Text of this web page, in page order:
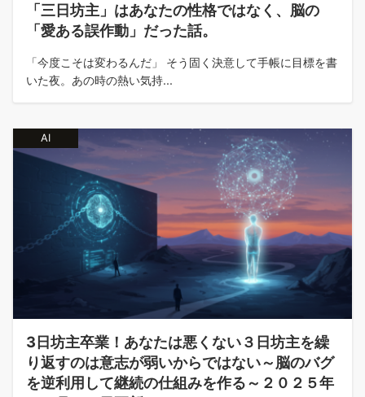
「三日坊主」はあなたの性格ではなく、脳の
「愛ある誤作動」だった話。
「今度こそは変わるんだ」 そう固く決意して手帳に目標を書
いた夜。あの時の熱い気持...
AI
3日坊主卒業！あなたは悪くない３日坊主を繰
り返すのは意志が弱いからではない～脳のバグ
を逆利用して継続の仕組みを作る～２０２５年